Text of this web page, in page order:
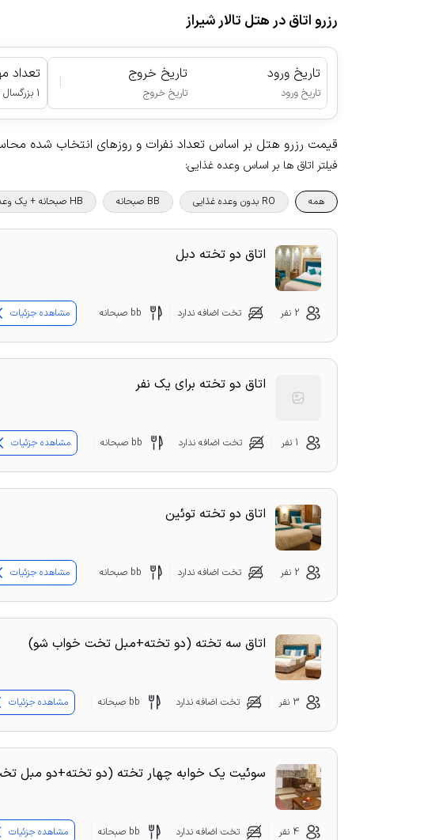
رزرو اتاق در هتل تالار شیراز
تاریخ ورود
تاریخ ورود
تاریخ خروج
تاریخ خروج
| تعداد
1 بزرگسال - 0 کودک - 0 نوزاد
قیمت رزرو هتل بر اساس تعداد نفرات و روزهای انتخاب شده
فیلتر اتاق ها بر اساس وعده غذایی:
همه RO بدون وعده غذایی BB صبحانه HB صبحانه + یک وعده غذا
اتاق دو تخته دبل
2 نفر تخت اضافه ندارد bb صبحانه مشاهده جزئیات
اتاق دو تخته برای یک نفر
1 نفر تخت اضافه ندارد bb صبحانه مشاهده جزئیات
اتاق دو تخته توئین
2 نفر تخت اضافه ندارد bb صبحانه مشاهده جزئیات
اتاق سه تخته (دو تخته+مبل تخت خواب شو)
3 نفر تخت اضافه ندارد bb صبحانه مشاهده جزئیات
سوئیت یک خوابه چهار تخته (دو تخته+دو مبل
4 نفر تخت اضافه ندارد bb صبحانه مشاهده جزئیات